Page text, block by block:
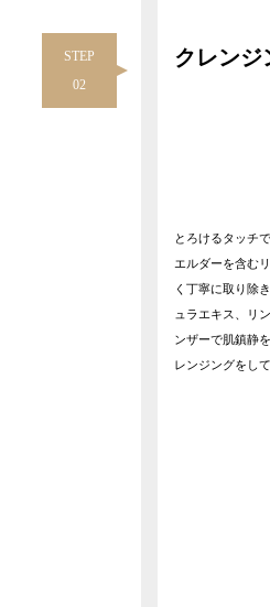
STEP
02
クレンジ
とろけるタッチ
エルダーを含む
く丁寧に取り除
ュラエキス、リ
ンザーで肌鎮静
レンジングをし